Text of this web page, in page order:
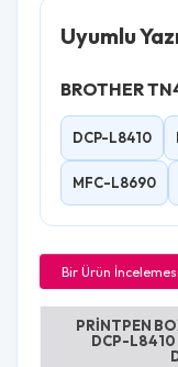
Uyumlu
BROTHER
DCP-L8410
MFC-L8690
Bir Ürün İncelemesi
PRINTPEN
DCP-L8410